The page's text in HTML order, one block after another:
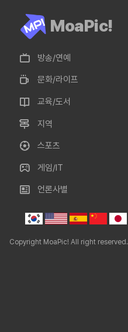
MoaPic!
방송/연예
문화/라이프
교육/도서
지역
스포츠
게임/IT
언론사별
Copyright MoaPic! All right reserved.